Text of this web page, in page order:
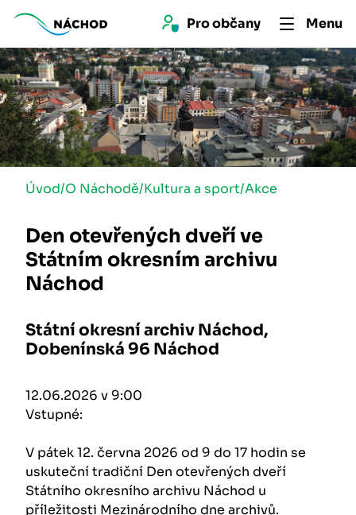
Pro občany Menu
Úvod/O Náchodě/Kultura a sport/Akce
Den otevřených dveří ve
Státním okresním archivu
Náchod
Státní okresní archiv Náchod,
Dobenínská 96 Náchod
12.06.2026 v 9:00
Vstupné:
V pátek 12. června 2026 od 9 do 17 hodin se
uskuteční tradiční Den otevřených dveří
Státního okresního archivu Náchod u
příležitosti Mezinárodního dne archivů.